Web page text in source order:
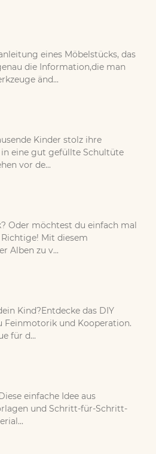
eines Möbelstücks, das
die Information,die man
änd...
Kinder stolz ihre
eine gut gefüllte Schultüte
vor de...
Oder möchtest du einfach mal
Mit diesem
Alben zu v...
Kind?Entdecke das DIY
Feinmotorik und Kooperation.
für d...
einfache Idee aus
und Schritt-für-Schritt-